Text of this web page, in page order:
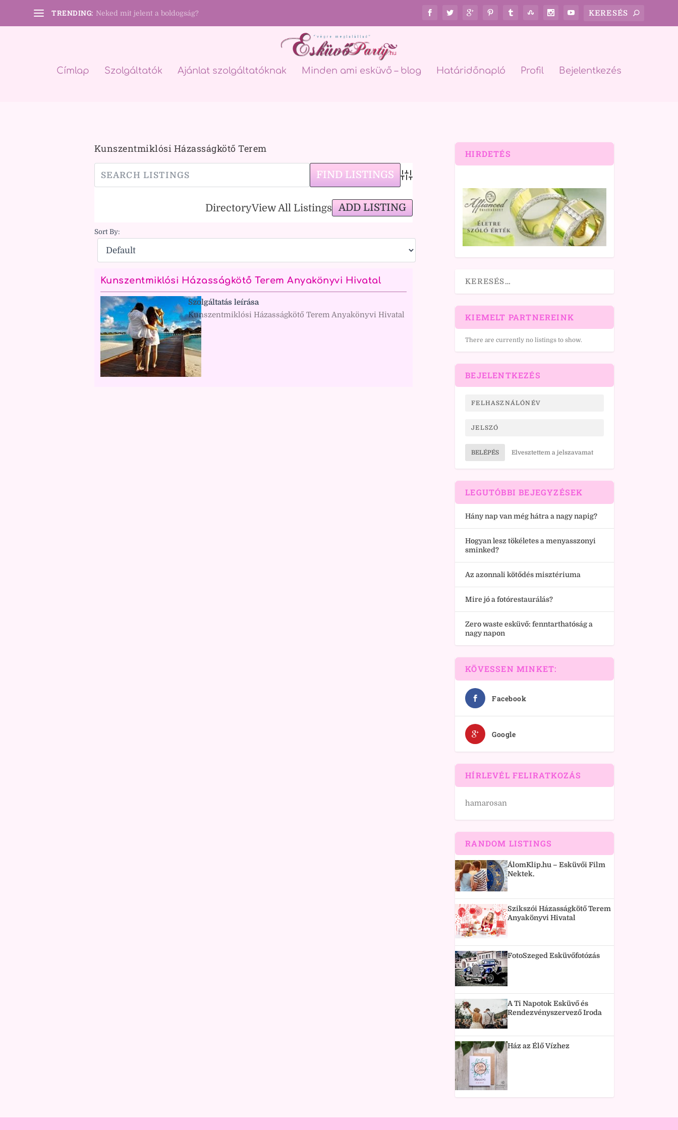
TRENDING: Neked mit jelent a boldogság?
Címlap Szolgáltatók Ajánlat szolgáltatóknak Minden ami esküvő – blog Határidőnapló Profil Bejelentkezés
Kunszentmiklósi Házasságkötő Terem
Advanced Search
DirectoryView All Listings ADD LISTING
Sort By:
Kunszentmiklósi Házasságkötő Terem Anyakönyvi Hivatal
Szolgáltatás leírása
Kunszentmiklósi Házasságkötő Terem Anyakönyvi Hivatal
HIRDETÉS
KIEMELT PARTNEREINK
There are currently no listings to show.
BEJELENTKEZÉS
BELÉPÉS Elvesztettem a jelszavamat
LEGUTÓBBI BEJEGYZÉSEK
Hány nap van még hátra a nagy napig?
Hogyan lesz tökéletes a menyasszonyi
sminked?
Az azonnali kötődés misztériuma
Mire jó a fotórestaurálás?
Zero waste esküvő: fenntarthatóság a
nagy napon
KÖVESSEN MINKET:
Facebook
Google
HÍRLEVÉL FELIRATKOZÁS
hamarosan
RANDOM LISTINGS
ÁlomKlip.hu – Esküvői Film
Nektek.
Szikszói Házasságkötő Terem
Anyakönyvi Hivatal
FotoSzeged Esküvőfotózás
A Ti Napotok Esküvő és
Rendezvényszervező Iroda
Ház az Élő Vízhez